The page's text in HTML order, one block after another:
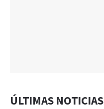
ÚLTIMAS NOTICIAS